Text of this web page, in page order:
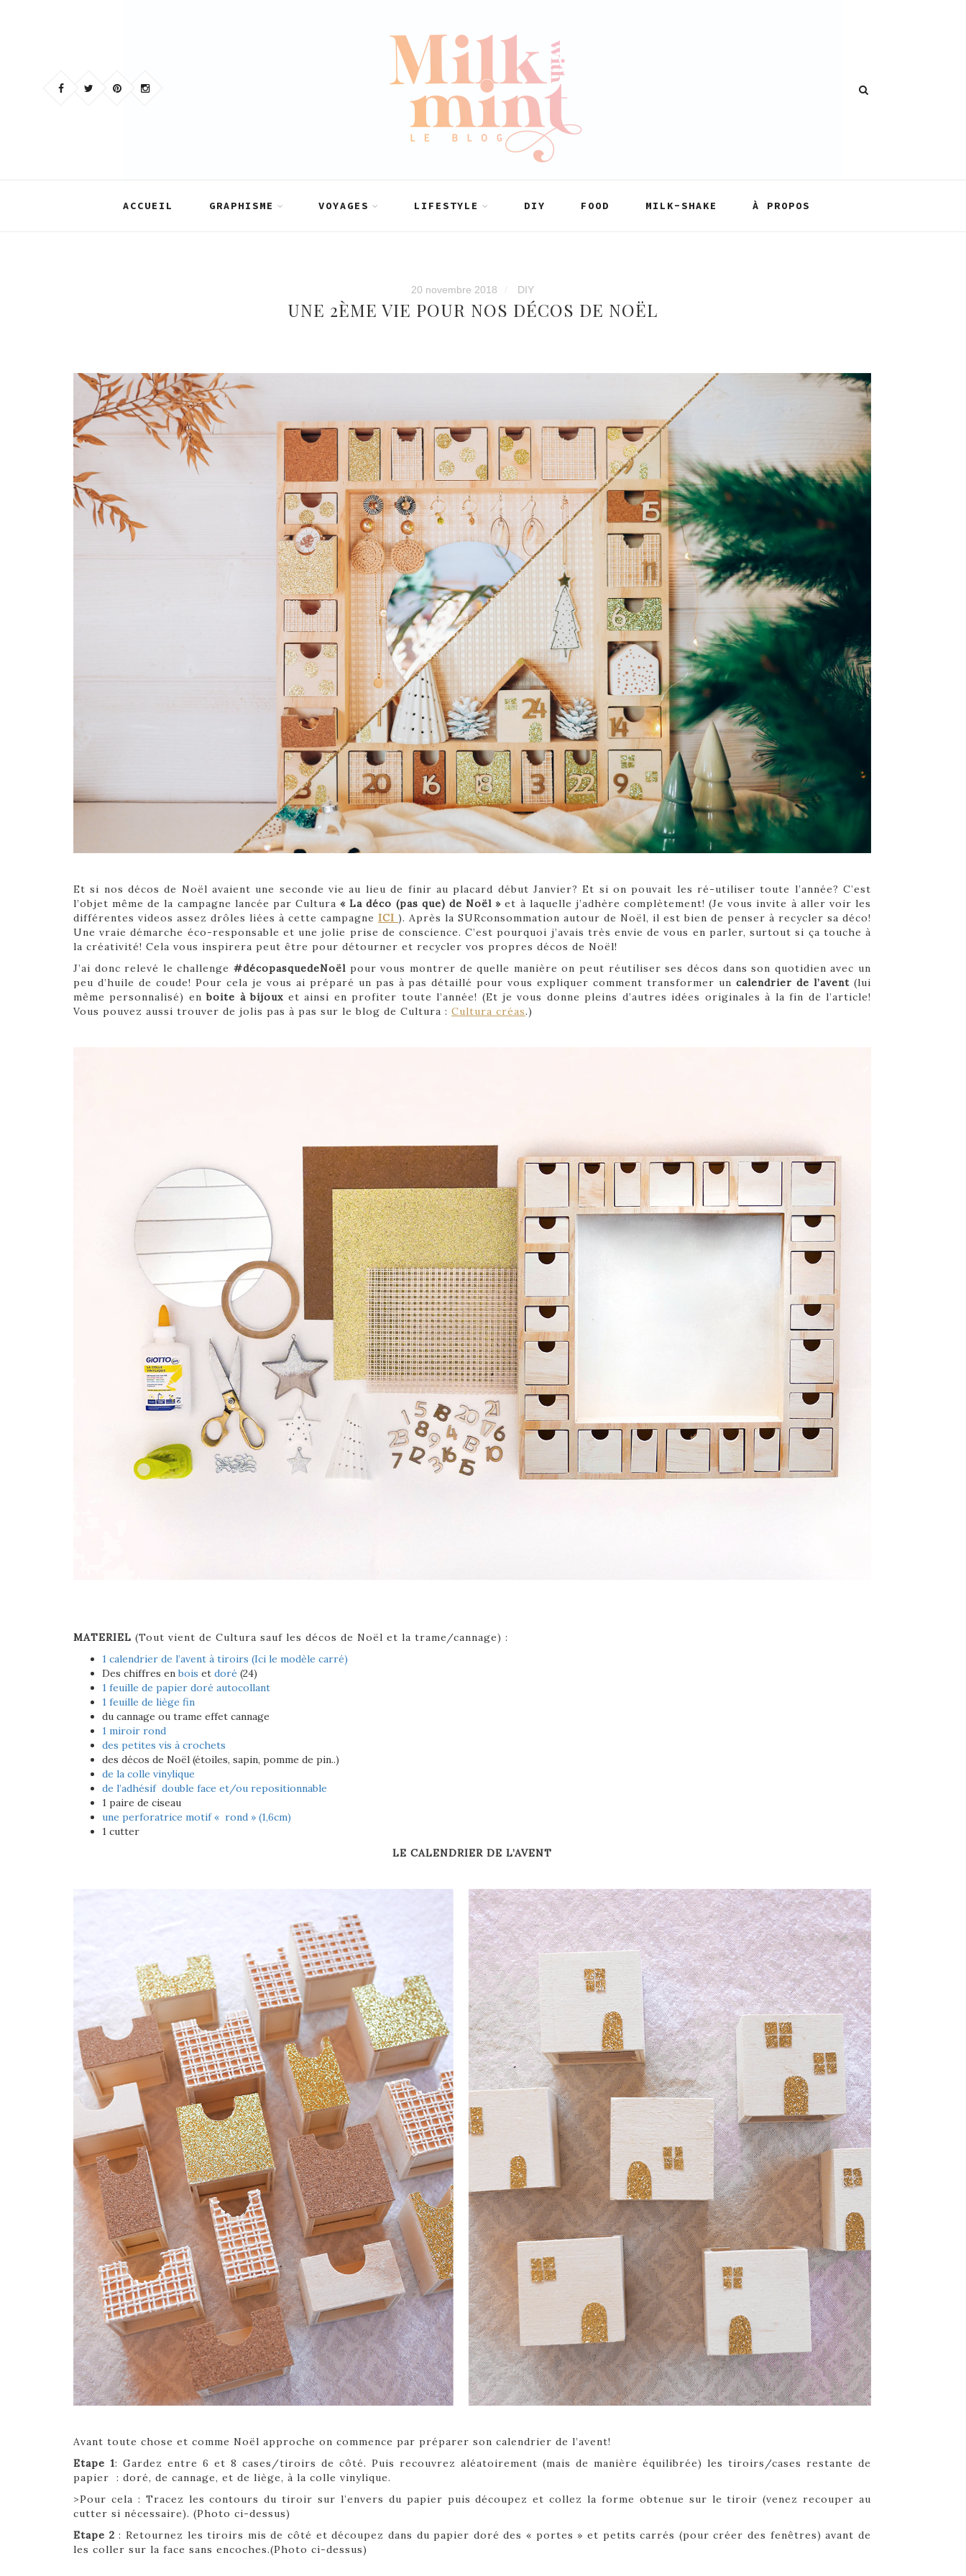
ACCUEIL GRAPHISME VOYAGES LIFESTYLE DIY FOOD MILK-SHAKE À PROPOS
20 novembre 2018 DIY
UNE 2ÈME VIE POUR NOS DÉCOS DE NOËL
Et si nos décos de Noël avaient une seconde vie au lieu de finir au placard début Janvier? Et si on pouvait les ré-utiliser toute l’année? C’est
l’objet même de la campagne lancée par Cultura« La déco (pas que) de Noël » et à laquelle j’adhère complètement!(Je vous invite à aller voir les
différentes videos assez drôles liées à cette campagne ICI ). Après la SURconsommation autour de Noël, il est bien de penser à recycler sa déco!
Une vraie démarche éco-responsable et une jolie prise de conscience. C’est pourquoi j’avais très envie de vous en parler, surtout si ça touche à
la créativité! Cela vous inspirera peut être pour détourner et recycler vos propres décos de Noël!
J’ai donc relevé le challenge#décopasquedeNoël pour vous montrer de quelle manière on peut réutiliser ses décos dans son quotidien avec un
peu d’huile de coude! Pour cela je vous ai préparé un pas à pas détaillé pour vous expliquer comment transformer uncalendrier de l’avent (lui
même personnalisé) enboite à bijoux et ainsi en profiter toute l’année! (Et je vous donne pleins d’autres idées originales à la fin de l’article!
Vous pouvez aussi trouver de jolis pas à pas sur le blog de Cultura : Cultura créas.)
MATERIEL (Tout vient de Cultura sauf les décos de Noël et la trame/cannage) :
1 calendrier de l’avent à tiroirs (Ici le modèle carré)
Des chiffres enbois et doré (24)
1 feuille de papier doré autocollant
1 feuille de liège fin
du cannage ou trame effet cannage
1 miroir rond
des petites vis à crochets
des décos de Noël (étoiles, sapin, pomme de pin..)
de la colle vinylique
de l’adhésif double face et/ou repositionnable
1 paire de ciseau
une perforatrice motif « rond » (1,6cm)
1 cutter
LE CALENDRIER DE L’AVENT
Avant toute chose et comme Noël approche on commence par préparer son calendrier de l’avent!
Etape 1: Gardez entre 6 et 8 cases/tiroirs de côté. Puis recouvrez aléatoirement (mais de manière équilibrée) les tiroirs/cases restante de
papier : doré, de cannage, et de liège, à la colle vinylique.
>Pour cela : Tracez les contours du tiroir sur l’envers du papier puis découpez et collez la forme obtenue sur le tiroir (venez recouper au
cutter si nécessaire). (Photo ci-dessus)
Etape 2 : Retournez les tiroirs mis de côté et découpez dans du papier doré des « portes » et petits carrés (pour créer des fenêtres) avant de
les coller sur la face sans encoches.(Photo ci-dessus)